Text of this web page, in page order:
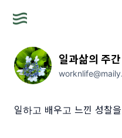
일과삶의 주
일하고 배우고 느낀 성찰